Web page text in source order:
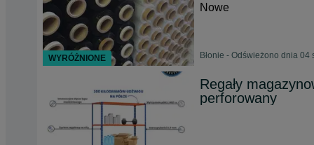
Nowe
Błonie - Odświeżono dnia 04
Regały
perforowany
WYRÓŻNIONE